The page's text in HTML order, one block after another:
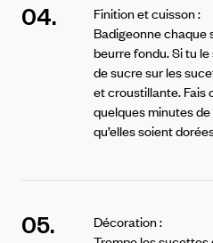
04.
Finition et cuisson :
Badigeonne chaque
beurre fondu.Si tu
de sucre sur les
et croustillante.Fais
quelques minutes
qu’elles soient
05.
Décoration :